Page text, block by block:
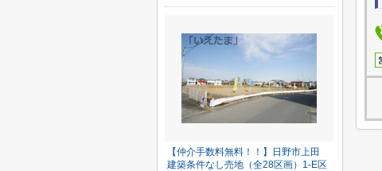
【仲介手数料無料！！】日野市上田
建築条件なし売地（全28区画）1-E区